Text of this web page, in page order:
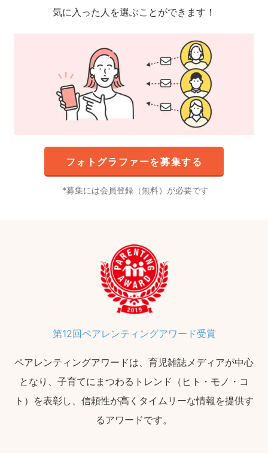
気に入った人を選ぶことができます！
フォトグラファーを募集する
募集には会員登録（無料）が必要です
第12回ペアレンティングアワード受賞
ペアレンティングアワードは、育児雑誌メディアが中心
となり、子育てにまつわるトレンド（ヒト・モノ・コ
ト）を表彰し、信頼性が高くタイムリーな情報を提供す
るアワードです。